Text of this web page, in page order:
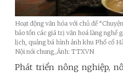
Hoạt động văn hóa với chủ đề
bảo tồn các giá trị văn hoá làng nghề
lịch, quảng bá hình ảnh khu Phố cổ
Nội nói chung_Ảnh: TTXVN
Phát triển nông nghiệp,